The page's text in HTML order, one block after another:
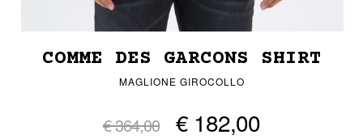
COMME DES GARCONS SHIRT
MAGLIONE GIROCOLLO
€ 364,00 € 182,00